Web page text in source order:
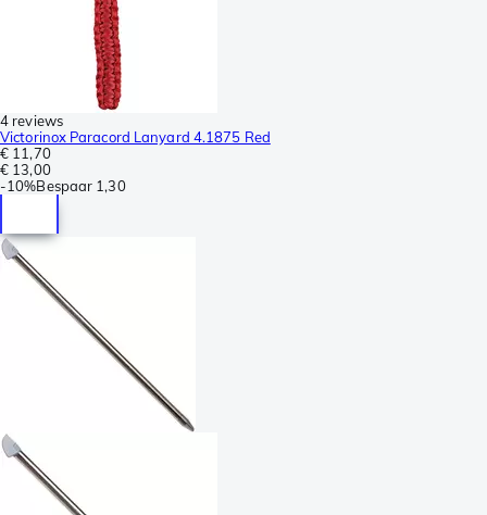
4 reviews
Victorinox Paracord Lanyard 4.1875 Red
€ 11,70
€ 13,00
-10%Bespaar 1,30